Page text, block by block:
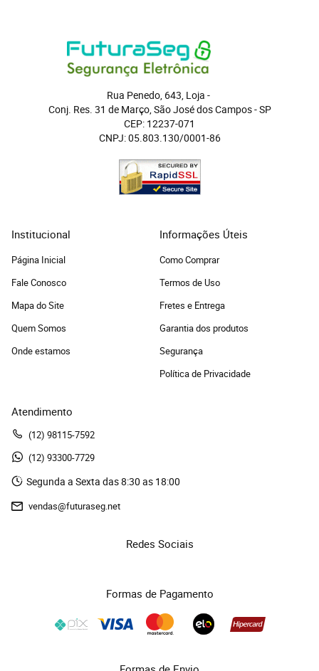
Rua Penedo, 643, Loja -
Conj. Res. 31 de Março, São José dos Campos - SP
CEP: 12237-071
CNPJ: 05.803.130/0001-86
Institucional
Página Inicial
Fale Conosco
Mapa do Site
Quem Somos
Onde estamos
Informações Úteis
Como Comprar
Termos de Uso
Fretes e Entrega
Garantia dos produtos
Segurança
Política de Privacidade
Atendimento
(12) 98115-7592
(12) 93300-7729
Segunda a Sexta das 8:30 as 18:00
vendas@futuraseg.net
Redes Sociais
Formas de Pagamento